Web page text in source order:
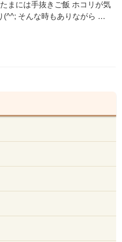
まには手抜きご飯 ホコリが気
(^^; そんな時もありながら …